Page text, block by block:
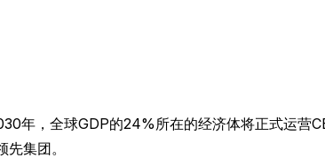
年，全球GDP的24%所在的经济体将正式运营
集团。